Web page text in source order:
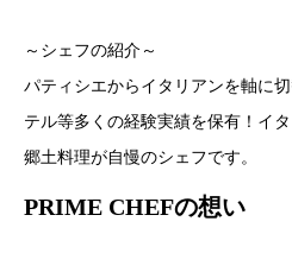
～シェフの紹介～
パティシエからイタリアンを軸に
テル等多くの経験実績を保有！イ
郷土料理が自慢のシェフです。
PRIME CHEFの想い